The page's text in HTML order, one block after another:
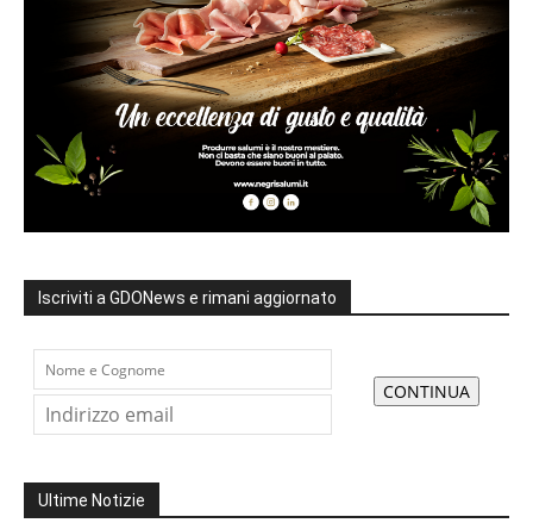
Iscriviti a GDONews e rimani aggiornato
Ultime Notizie